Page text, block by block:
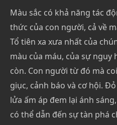
Màu sắc có khả năng tác
thức của con người, cả về
Tổ tiên xa xưa nhất của
màu của máu, của sự nguy
còn. Con người từ đó mà
giục, cảnh báo và cơ hội.
lửa ấm áp đem lại ánh
có thể dẫn đến sự tàn phá